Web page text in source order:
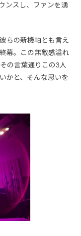
ンスし、ファンを湧
らの新機軸とも言え
幕。この無敵感溢れ
の言葉通りこの3人
かと、そんな思いを